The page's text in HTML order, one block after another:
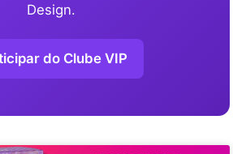
Design.
do Clube VIP